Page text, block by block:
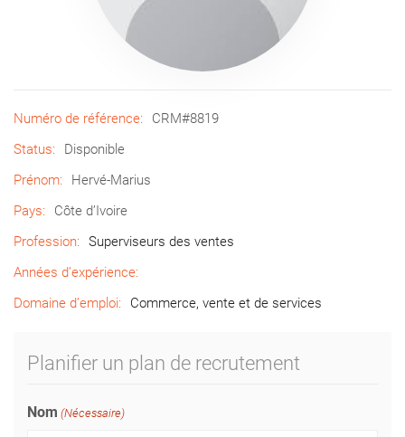
Numéro de référence:
CRM#8819
Status:
Disponible
Prénom:
Hervé-Marius
Pays:
Côte d’Ivoire
Profession:
Superviseurs des ventes
Années d’expérience:
Domaine d’emploi:
Commerce, vente et de services
Planifier un plan de recrutement
Nom (Nécessaire)